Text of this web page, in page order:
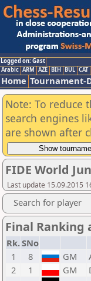
Logged on: Gast
Arabic ARM AZE BIH BUL CAT
Home Tournament-
Note: To reduce
search engines
are shown after
FIDE World
Last update 15.09.2015
Search for player
Final Ranking
Rk.SNo
1
8 GM
2
1 GM